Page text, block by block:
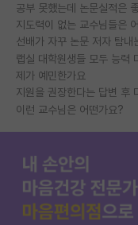
공부 못했는데 논문실적은
지도력이 없는 교수님들은
선배가 자꾸 논문 저자 탐내
제가 예민한가요
지원을 권장한다는 답변 후
이런 교수님은 어떤가요?